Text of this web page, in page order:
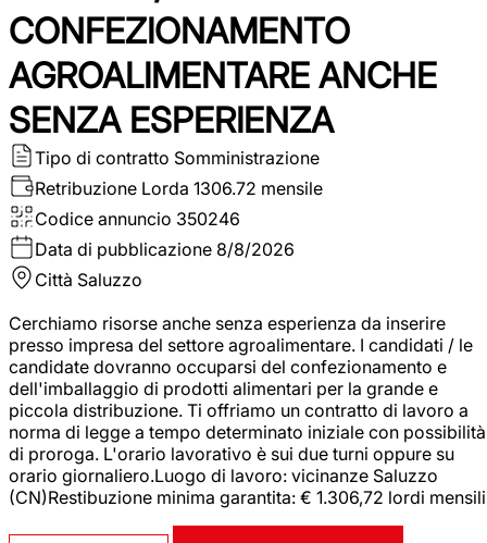
CONFEZIONAMENTO
AGROALIMENTARE ANCHE
SENZA ESPERIENZA
Tipo di contratto Somministrazione
Retribuzione Lorda 1306.72 mensile
Codice annuncio 350246
Data di pubblicazione 8/8/2026
Città Saluzzo
Cerchiamo risorse anche senza esperienza da inserire
presso impresa del settore agroalimentare. I candidati / le
candidate dovranno occuparsi del confezionamento e
dell'imballaggio di prodotti alimentari per la grande e
piccola distribuzione. Ti offriamo un contratto di lavoro a
norma di legge a tempo determinato iniziale con possibilità
di proroga. L'orario lavorativo è sui due turni oppure su
orario giornaliero.Luogo di lavoro: vicinanze Saluzzo
(CN)Restibuzione minima garantita: € 1.306,72 lordi mensili